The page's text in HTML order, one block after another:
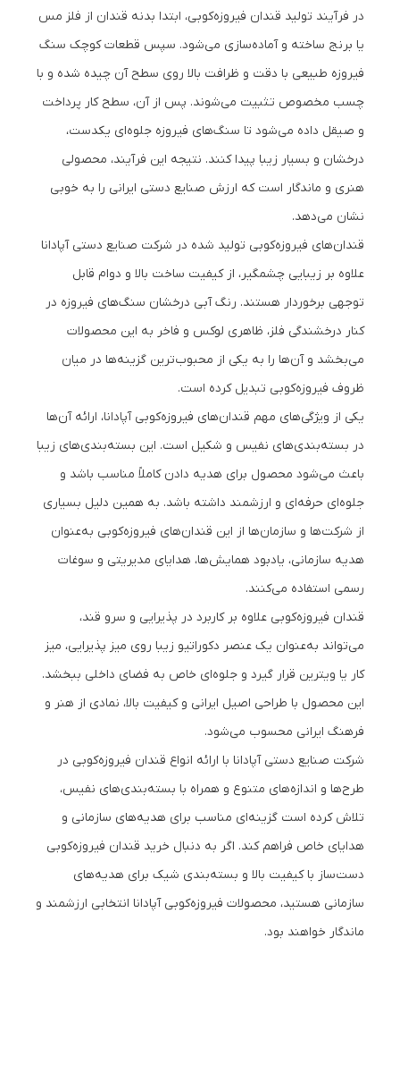
در فرآیند تولید قندان فیروزه‌کوبی، ابتدا بدنه قندان از فلز مس
یا برنج ساخته و آماده‌سازی می‌شود. سپس قطعات کوچک سنگ
فیروزه طبیعی با دقت و ظرافت بالا روی سطح آن چیده شده و با
چسب مخصوص تثبیت می‌شوند. پس از آن، سطح کار پرداخت
و صیقل داده می‌شود تا سنگ‌های فیروزه جلوه‌ای یکدست،
درخشان و بسیار زیبا پیدا کنند. نتیجه این فرآیند، محصولی
هنری و ماندگار است که ارزش صنایع دستی ایرانی را به خوبی
نشان می‌دهد.
قندان‌های فیروزه‌کوبی تولید شده در شرکت صنایع دستی آپادانا
علاوه بر زیبایی چشمگیر، از کیفیت ساخت بالا و دوام قابل
توجهی برخوردار هستند. رنگ آبی درخشان سنگ‌های فیروزه در
کنار درخشندگی فلز، ظاهری لوکس و فاخر به این محصولات
می‌بخشد و آن‌ها را به یکی از محبوب‌ترین گزینه‌ها در میان
ظروف فیروزه‌کوبی تبدیل کرده است.
یکی از ویژگی‌های مهم قندان‌های فیروزه‌کوبی آپادانا، ارائه آن‌ها
در بسته‌بندی‌های نفیس و شکیل است. این بسته‌بندی‌های زیبا
باعث می‌شود محصول برای هدیه دادن کاملاً مناسب باشد و
جلوه‌ای حرفه‌ای و ارزشمند داشته باشد. به همین دلیل بسیاری
از شرکت‌ها و سازمان‌ها از این قندان‌های فیروزه‌کوبی به‌عنوان
هدیه سازمانی، یادبود همایش‌ها، هدایای مدیریتی و سوغات
رسمی استفاده می‌کنند.
قندان فیروزه‌کوبی علاوه بر کاربرد در پذیرایی و سرو قند،
می‌تواند به‌عنوان یک عنصر دکوراتیو زیبا روی میز پذیرایی، میز
کار یا ویترین قرار گیرد و جلوه‌ای خاص به فضای داخلی ببخشد.
این محصول با طراحی اصیل ایرانی و کیفیت بالا، نمادی از هنر و
فرهنگ ایرانی محسوب می‌شود.
شرکت صنایع دستی آپادانا با ارائه انواع قندان فیروزه‌کوبی در
طرح‌ها و اندازه‌های متنوع و همراه با بسته‌بندی‌های نفیس،
تلاش کرده است گزینه‌ای مناسب برای هدیه‌های سازمانی و
هدایای خاص فراهم کند. اگر به دنبال خرید قندان فیروزه‌کوبی
دست‌ساز با کیفیت بالا و بسته‌بندی شیک برای هدیه‌های
سازمانی هستید، محصولات فیروزه‌کوبی آپادانا انتخابی ارزشمند و
ماندگار خواهند بود.